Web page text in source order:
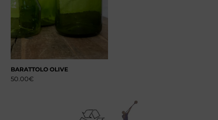
BARATTOLO OLIVE
50.00€